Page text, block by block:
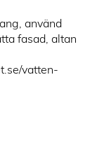
använd
fasad, altan
vatten-